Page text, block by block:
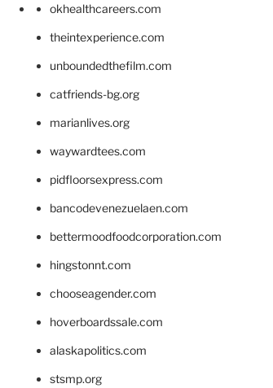
okhealthcareers.com
theintexperience.com
unboundedthefilm.com
catfriends-bg.org
marianlives.org
waywardtees.com
pidfloorsexpress.com
bancodevenezuelaen.com
bettermoodfoodcorporation.com
hingstonnt.com
chooseagender.com
hoverboardssale.com
alaskapolitics.com
stsmp.org